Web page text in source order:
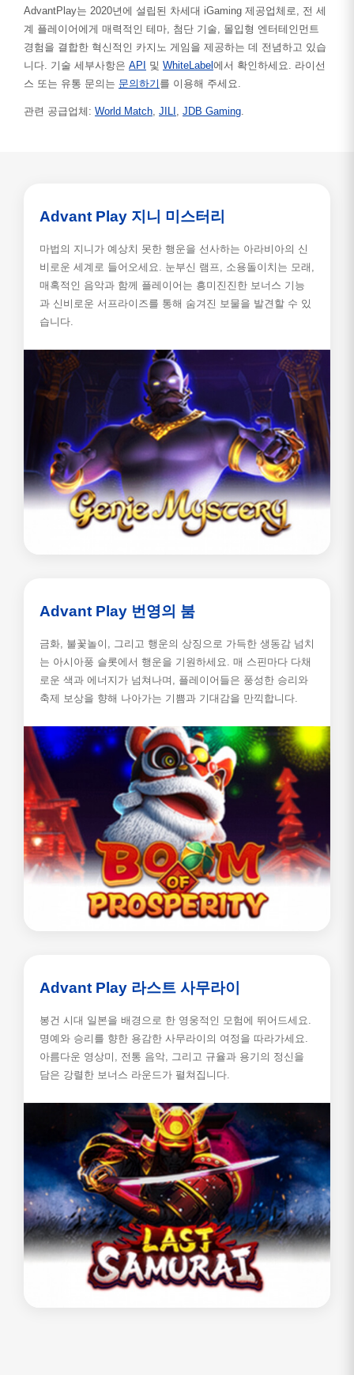
AdvantPlay는 2020년에 설립된 차세대 iGaming 제공업체로, 전 세
계 플레이어에게 매력적인 테마, 첨단 기술, 몰입형 엔터테인먼트
경험을 결합한 혁신적인 카지노 게임을 제공하는 데 전념하고 있습
니다. 기술 세부사항은 API 및 WhiteLabel 에서 확인하세요. 라이선
스 또는 유통 문의는 문의하기 를 이용해 주세요.
관련 공급업체: World Match, JILI , JDB Gaming.
Advant Play 지니 미스터리
마법의 지니가 예상치 못한 행운을 선사하는 아라비아의 신
비로운 세계로 들어오세요. 눈부신 램프, 소용돌이치는 모래,
매혹적인 음악과 함께 플레이어는 흥미진진한 보너스 기능
과 신비로운 서프라이즈를 통해 숨겨진 보물을 발견할 수 있
습니다.
Advant Play 번영의 붐
금화, 불꽃놀이, 그리고 행운의 상징으로 가득한 생동감 넘치
는 아시아풍 슬롯에서 행운을 기원하세요. 매 스핀마다 다채
로운 색과 에너지가 넘쳐나며, 플레이어들은 풍성한 승리와
축제 보상을 향해 나아가는 기쁨과 기대감을 만끽합니다.
Advant Play 라스트 사무라이
봉건 시대 일본을 배경으로 한 영웅적인 모험에 뛰어드세요.
명예와 승리를 향한 용감한 사무라이의 여정을 따라가세요.
아름다운 영상미, 전통 음악, 그리고 규율과 용기의 정신을
담은 강렬한 보너스 라운드가 펼쳐집니다.